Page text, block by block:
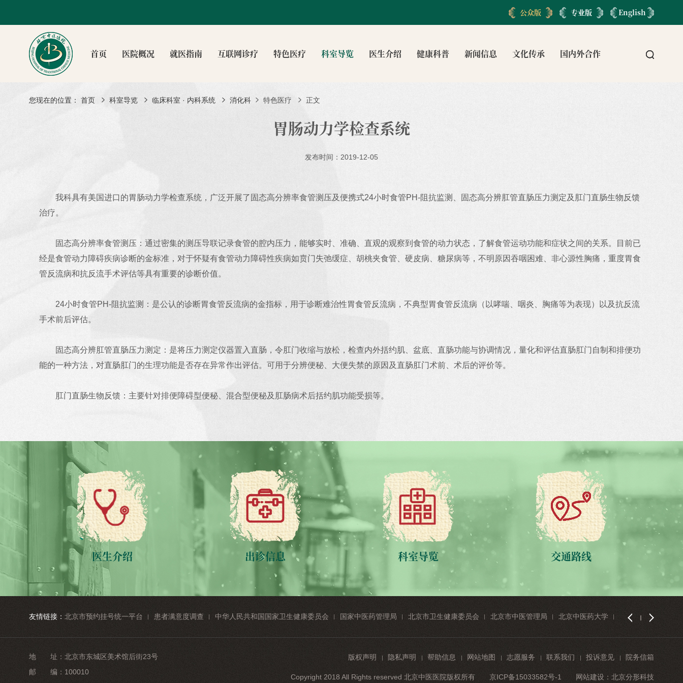
公众版 专业版 English
首页 医院概况 就医指南 互联网诊疗 特色医疗 科室导览 医生介绍 健康科普 新闻信息 文化传承 国内外合作
您现在的位置： 首页 科室导览 临床科室 · 内科系统 消化科 特色医疗 正文
胃肠动力学检查系统
发布时间：2019-12-05
我科具有美国进口的胃肠动力学检查系统，广泛开展了固态高分辨率食管测压及便携式24小时食管PH-阻抗监测、固态高分辨肛管直肠压力测定及肛门直肠生物反馈
治疗。
固态高分辨率食管测压：通过密集的测压导联记录食管的腔内压力，能够实时、准确、直观的观察到食管的动力状态，了解食管运动功能和症状之间的关系。目前已
经是食管动力障碍疾病诊断的金标准，对于怀疑有食管动力障碍性疾病如贲门失弛缓症、胡桃夹食管、硬皮病、糖尿病等，不明原因吞咽困难、非心源性胸痛，重度胃食
管反流病和抗反流手术评估等具有重要的诊断价值。
24小时食管PH-阻抗监测：是公认的诊断胃食管反流病的金指标，用于诊断难治性胃食管反流病，不典型胃食管反流病（以哮喘、咽炎、胸痛等为表现）以及抗反流
手术前后评估。
固态高分辨肛管直肠压力测定：是将压力测定仪器置入直肠，令肛门收缩与放松，检查内外括约肌、盆底、直肠功能与协调情况，量化和评估直肠肛门自制和排便功
能的一种方法，对直肠肛门的生理功能是否存在异常作出评估。可用于分辨便秘、大便失禁的原因及直肠肛门术前、术后的评价等。
肛门直肠生物反馈：主要针对排便障碍型便秘、混合型便秘及肛肠病术后括约肌功能受损等。
医生介绍 出诊信息 科室导览 交通路线
友情链接： 北京市预约挂号统一平台 患者满意度调查 中华人民共和国国家卫生健康委员会 国家中医药管理局 北京市卫生健康委员会 北京市中医管理局 北京中医药大学 首都医科大学
地 址： 北京市东城区美术馆后街23号
邮 编： 100010
版权声明 隐私声明 帮助信息 网站地图 志愿服务 联系我们 投诉意见 院务信箱
Copyright 2018 All Rights reserved 北京中医医院版权所有 京ICP备15033582号-1 网站建设 ： 北京分形科技